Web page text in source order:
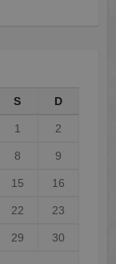
S D
1 2
8 9
15 16
22 23
29 30